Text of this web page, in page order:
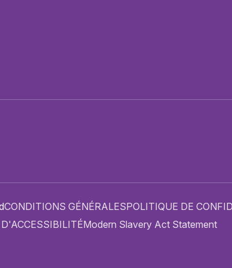
CONDITIONS GÉNÉRALESPOLITIQUE DE
Modern Slavery Act Statement